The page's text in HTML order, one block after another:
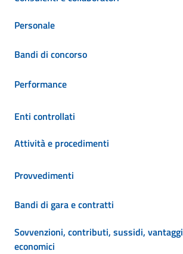
Personale
Bandi di concorso
Performance
Enti controllati
Attività e procedimenti
Provvedimenti
Bandi di gara e contratti
Sovvenzioni, contributi, sussidi, vantaggi
economici